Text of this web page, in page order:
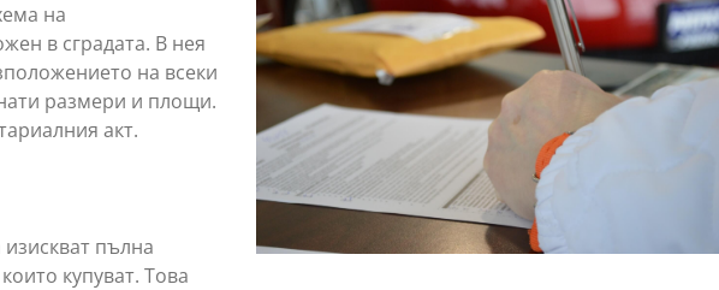
на
в сградата. В нея
на всеки
размери и площи.
акт.
изискват пълна
купуват. Това